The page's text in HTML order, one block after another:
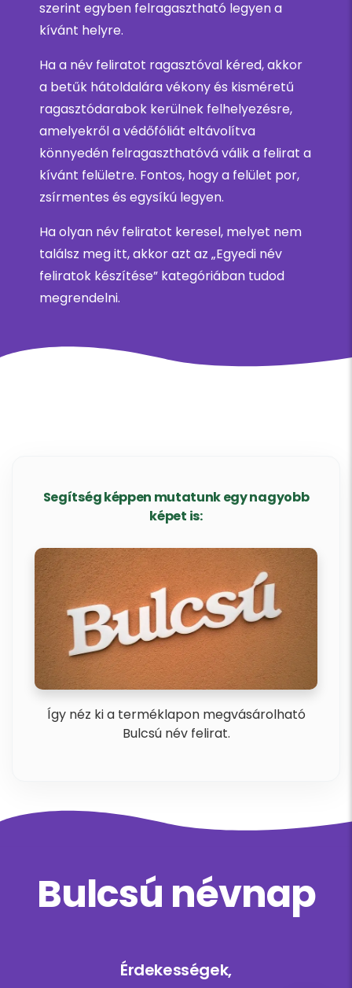
szerint egyben felragasztható legyen a
kívánt helyre.
Ha a név feliratot ragasztóval kéred, akkor
a betűk hátoldalára vékony és kisméretű
ragasztódarabok kerülnek felhelyezésre,
amelyekről a védőfóliát eltávolítva
könnyedén felragaszthatóvá válik a felirat a
kívánt felületre. Fontos, hogy a felület por,
zsírmentes és egysíkú legyen.
Ha olyan név feliratot keresel, melyet nem
találsz meg itt, akkor azt az „Egyedi név
feliratok készítése” kategóriában tudod
megrendelni.
Segítség képpen mutatunk egy nagyobb
képet is:
Így néz ki a terméklapon megvásárolható
Bulcsú név felirat.
Bulcsú névnap
Érdekességek,